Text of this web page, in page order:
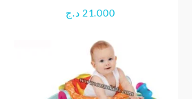
HAUCK
21.000 د.ج